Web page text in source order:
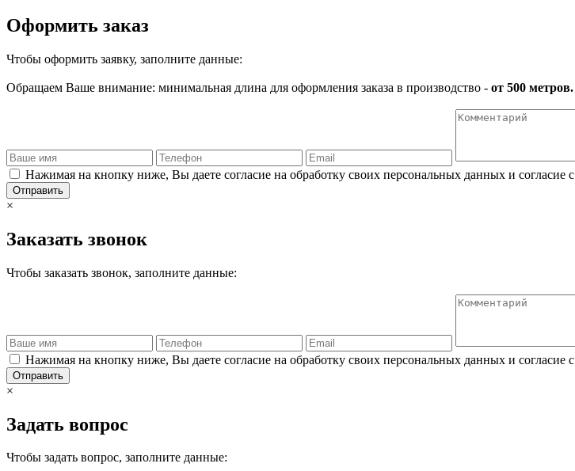
Оформить заказ
Чтобы оформить заявку, заполните данные:
Обращаем Ваше внимание: минимальная длина для оформления заказа в производство - от 500 метров.
Нажимая на кнопку ниже, Вы даете согласие на обработку своих персональных данных и согласие с
Отправить
×
Заказать звонок
Чтобы заказать звонок, заполните данные:
Нажимая на кнопку ниже, Вы даете согласие на обработку своих персональных данных и согласие с
Отправить
×
Задать вопрос
Чтобы задать вопрос, заполните данные: